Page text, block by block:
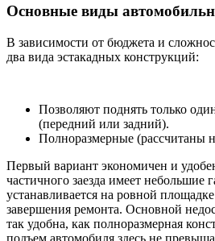
Основные виды
В зависимости от бюджета и
два вида эстакадных конструкций:
Позволяют поднять только
(передний или задний).
Полноразмерные (рассчитаны
Первый вариант экономичен и
частичного заезда имеет небольшие
устанавливается на ровной
завершения ремонта. Основной
так удобна, как полноразмерная
подъем автомобиля здесь не